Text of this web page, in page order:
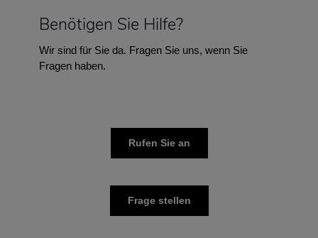
Benötigen Sie Hilfe?
Wir sind für Sie da. Fragen Sie uns, wenn Sie
Fragen haben.
Rufen Sie an
Frage stellen